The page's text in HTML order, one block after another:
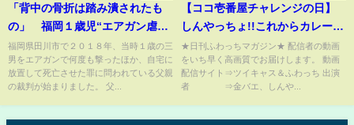
「背中の骨折は踏み潰されたも
の」 福岡１歳児“エアガン虐待
死” 父親の初公判で明かされ
た“事件現場” (23/01/16 17:10)
福岡県田川市で２０１８年、当時１歳の三
男をエアガンで何度も撃ったほか、自宅に
放置して死亡させた罪に問われている父親
の裁判が始まりました。 父...
【ココ壱番屋チャレンジの日】
しんやっちょ!!これからカレーを
食べに行く4月11日
★日刊ふわっちマガジン★ 配信者の動画
をいち早く高画質でお届けします。 動画
配信サイト⇒ツイキャス＆ふわっち 出演
者 ⇒金バエ、しんや...